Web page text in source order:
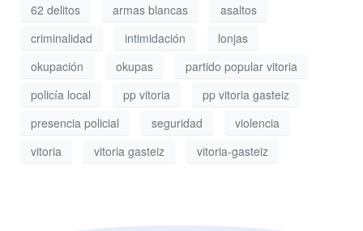
62 delitos armas blancas
asaltos
criminalidad
intimidación
lonjas
okupación
okupas
partido popular vitoria
policía local
pp vitoria
pp vitoria gasteiz
presencia policial
seguridad
violencia
vitoria
vitoria gasteiz vitoria-gasteiz